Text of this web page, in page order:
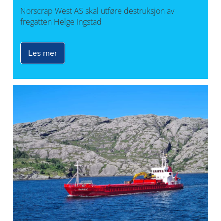
Norscrap West AS skal utføre destruksjon av
fregatten Helge Ingstad
Les mer